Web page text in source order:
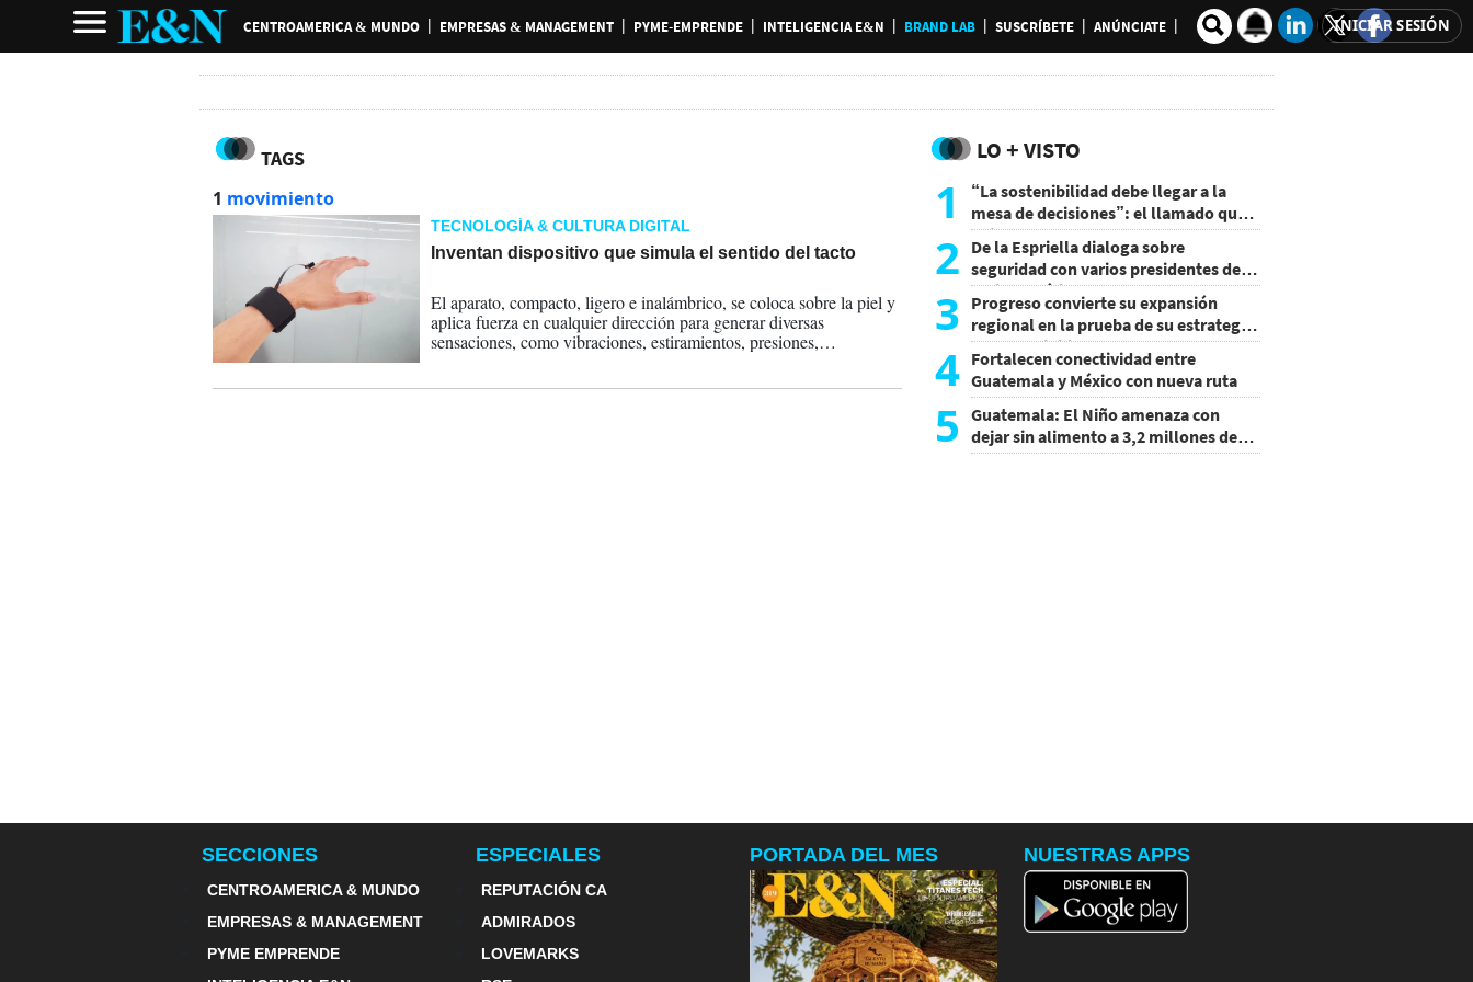
CENTROAMERICA & MUNDO EMPRESAS & MANAGEMENT PYME-EMPRENDE INTELIGENCIA E&N BRAND LAB SUSCRÍBETE ANÚNCIATE INICIAR SESIÓN
TAGS
1 movimiento
TECNOLOGÍA & CULTURA DIGITAL
Inventan dispositivo que simula el sentido del tacto
El aparato, compacto, ligero e inalámbrico, se coloca sobre la piel y
aplica fuerza en cualquier dirección para generar diversas
sensaciones, como vibraciones, estiramientos, presiones,
LO + VISTO
1
“La sostenibilidad debe llegar a la
mesa de decisiones”: el llamado que
deja CentraRSE
2 De la Espriella dialoga sobre
seguridad con varios presidentes de
Latinoamérica
3 Progreso convierte su expansión
regional en la prueba de su estrategia
de sostenibilidad
4 Fortalecen conectividad entre
Guatemala y México con nueva ruta
5
Guatemala: El Niño amenaza con
dejar sin alimento a 3,2 millones de
personas
SECCIONES
CENTROAMERICA & MUNDO
EMPRESAS & MANAGEMENT
PYME EMPRENDE
ESPECIALES
REPUTACIÓN CA
ADMIRADOS
LOVEMARKS
PORTADA DEL MES NUESTRAS APPS